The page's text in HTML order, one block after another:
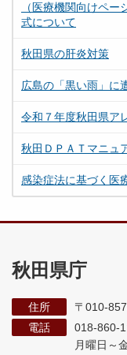
（医療機関向けペ
式について
秋田県の肝炎対策
広島の「黒い雨」に
令和７年度秋田県ア
秋田ＤＰＡＴマニュ
感染症法に基づく医
秋田県庁
住所
〒010-
電話
018-860-
月曜日～